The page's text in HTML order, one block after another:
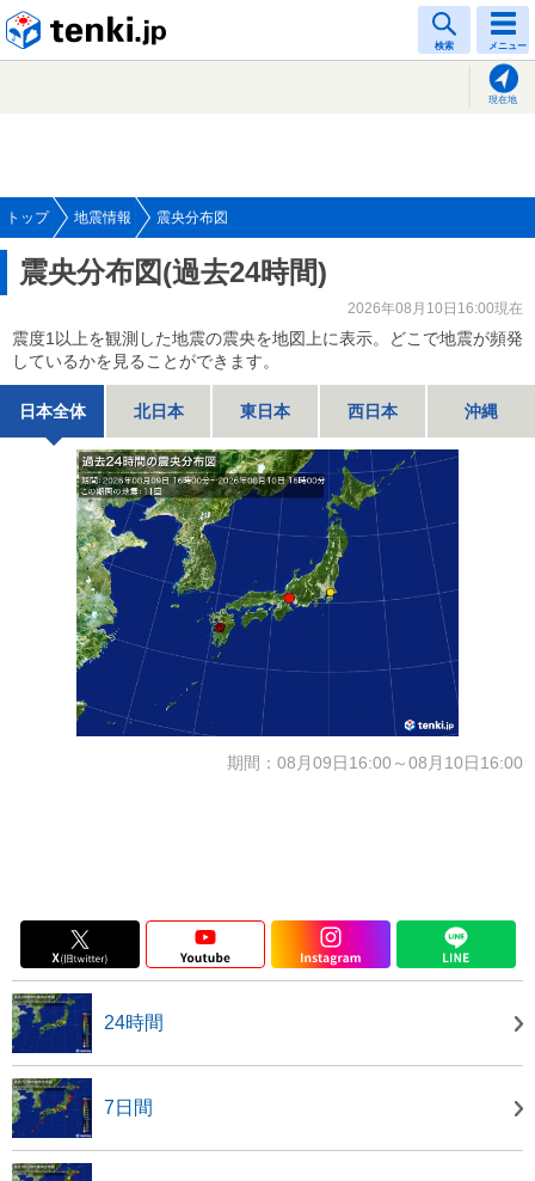
検索 メニュー
現在地
トップ 地震情報 震央分布図
震央分布図(過去24時間)
2026年08月10日16:00現在
震度1以上を観測した地震の震央を地図上に表示。どこで地震が頻発
しているかを見ることができます。
日本全体 北日本 東日本 西日本 沖縄
期間：08月09日16:00～08月10日16:00
24時間
7日間